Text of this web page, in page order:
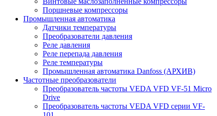
Поршневые компрессоры
Промышленная автоматика
Датчики температуры
Преобразователи давления
Реле давления
Реле перепада давления
Реле температуры
Промышленная автоматика Danfoss (АРХИВ)
Частотные преобразователи
Преобразователь частоты VEDA VFD VF-51 Micro
Drive
Преобразователь частоты VEDA VFD серии VF-